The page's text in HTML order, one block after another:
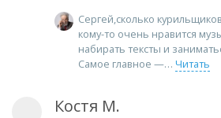
Сергей,сколько
кому-то очень нравится
набирать тексты и
Самое главное —
Читать
Костя М.